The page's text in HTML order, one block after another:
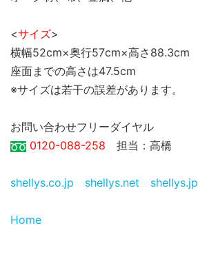
<サイズ>
横幅52cm×奥行57cm×高さ88.3cm
座面までの高さは47.5cm
※サイズは若干の誤差があります。
お問い合わせフリーダイヤル
0120-088-258 担当：高橋
shellys.co.jp shellys.net shellys.jp
Home